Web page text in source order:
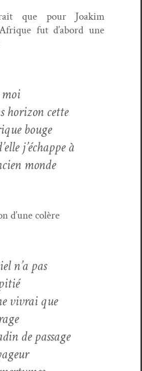
que pour Joakim
fut d’abord une
hori­zon cette
bouge
j’échappe à
monde
d’une colère
n’a pas
vivrai que
de passage